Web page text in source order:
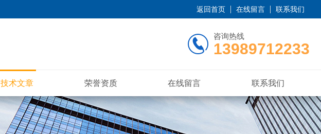
返回首页 在线留言 联系我们
咨询热线
13989712233
技术文章 荣誉资质 在线留言 联系我们